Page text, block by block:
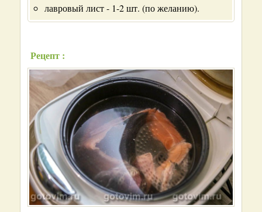
лавровый лист - 1-2 шт. (по желанию).
Рецепт :